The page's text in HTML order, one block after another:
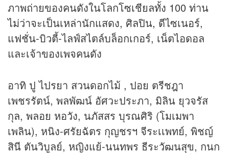
ภาพถ่ายของคนดังในโลกโซเชียลทั้ง 100 ท่าน
ไม่ว่าจะเป็นเหล่านักแสดง, ศิลปิน, ดีไซเนอร์,
แฟชั่น-บิวตี้-ไลฟ์สไตล์บล็อกเกอร์, เน็ตไอดอล
และเจ้าของเพจคนดัง
อาทิ ปู ไปรยา สวนดอกไม้ , ปอย ตรีชฎา
เพชรรัตน์, พลพัฒน์ อัศวะประภา, มิลิน ยุวจรัส
กุล, พลอย หอวัง, นภัสสร บุรณศิริ (โมเมพา
เพลิน), หนิง-ศรัยฉัตร กุญชรฯ จีระเเพทย์, พิชญ์
สินี ตันวิบูลย์, หญิงแย้-นนทพร ธีระวัฒนสุข, กนก